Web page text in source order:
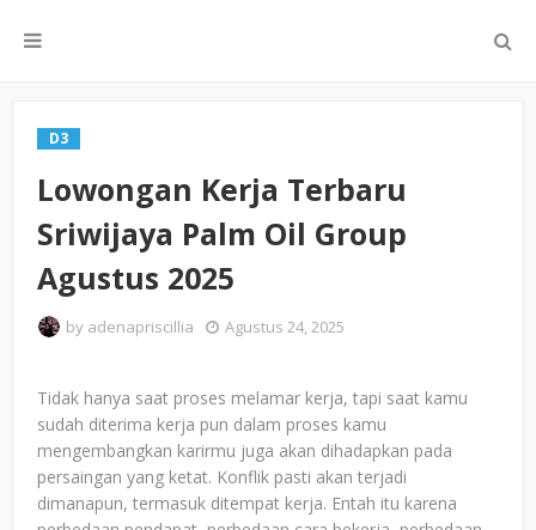
D3
Lowongan Kerja Terbaru
Sriwijaya Palm Oil Group
Agustus 2025
by adenapriscillia Agustus 24, 2025
Tidak hanya saat proses melamar kerja, tapi saat kamu
sudah diterima kerja pun dalam proses kamu
mengembangkan karirmu juga akan dihadapkan pada
persaingan yang ketat. Konflik pasti akan terjadi
dimanapun, termasuk ditempat kerja. Entah itu karena